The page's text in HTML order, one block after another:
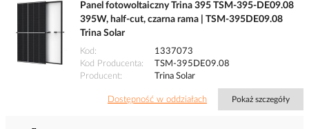
Panel fotowoltaiczny Trina 395 TSM-395-DE09.08
395W, half-cut, czarna rama | TSM-395DE09.08
Trina Solar
Kod
1337073
Kod Producenta
TSM-395DE09.08
Producent
Trina Solar
Dostępność w oddziałach Pokaż szczegóły